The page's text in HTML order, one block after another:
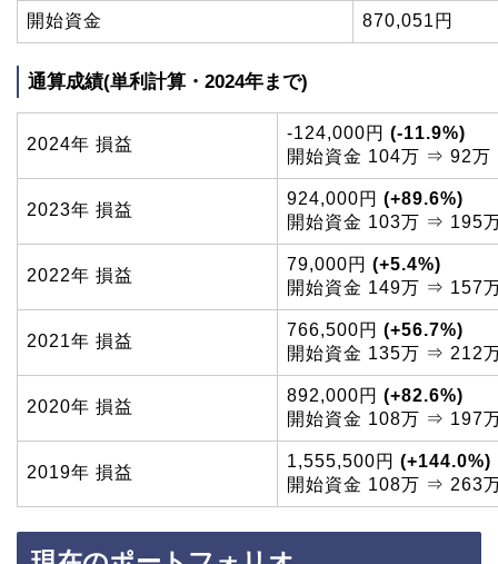
開始資金 870,051円
通算成績(単利計算・2024年まで)
2024年 損益
-124,000円 (-11.9%)
開始資金 104万 ⇒ 92万
2023年 損益
924,000円 (+89.6%)
開始資金 103万 ⇒ 195
2022年 損益
79,000円 (+5.4%)
開始資金 149万 ⇒ 157
2021年 損益
766,500円 (+56.7%)
開始資金 135万 ⇒ 212
2020年 損益
892,000円 (+82.6%)
開始資金 108万 ⇒ 197
2019年 損益
1,555,500円 (+144.0%)
開始資金 108万 ⇒ 263